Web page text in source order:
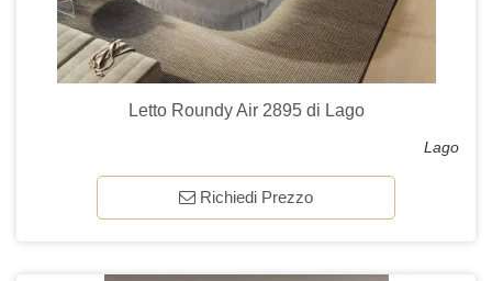
Letto Roundy Air 2895 di Lago
Lago
Richiedi Prezzo